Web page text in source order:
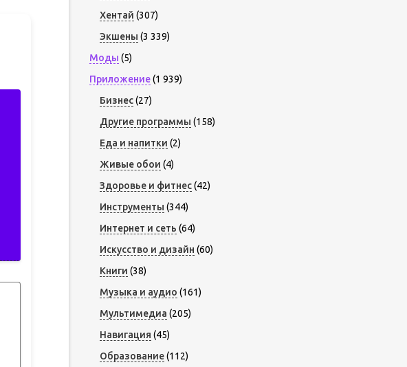
Хентай (307)
Экшены (3 339)
Моды (5)
Приложение(1 939)
Бизнес(27)
Другие программы (158)
Еда и напитки (2)
Живые обои (4)
Здоровье и фитнес(42)
Инструменты (344)
Интернет и сеть (64)
Искусство и дизайн (60)
Книги (38)
Музыка и аудио (161)
Мультимедиа (205)
Навигация (45)
Образование(112)